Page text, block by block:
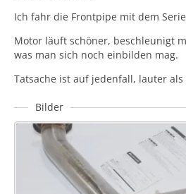
Ich fahr die Frontpipe mit dem
Motor läuft schöner, beschleunigt
was man sich noch einbilden mag.
Tatsache ist auf jedenfall, lauter als
Bilder